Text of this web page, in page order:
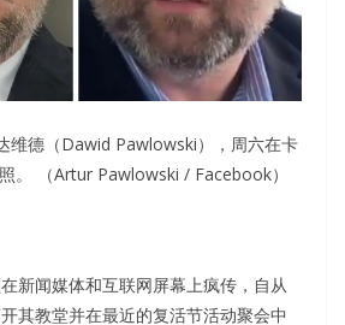
维德（Dawid Pawlowski），周六在卡
。 （Artur Pawlowski / Facebook）
新闻媒体和互联网屏幕上疯传，自从
其教堂并在最近的复活节活动聚会中